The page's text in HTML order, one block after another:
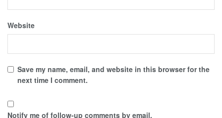
Website
Save my name, email, and website in this browser for the
next time I comment.
Notify me of follow-up comments by email.